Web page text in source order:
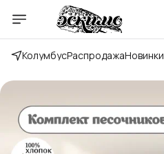
КолумбусРаспродажаНовинки